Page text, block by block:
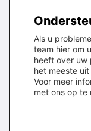
Als u
team hier om
heeft over uw
het meeste
Voor meer
met ons op te